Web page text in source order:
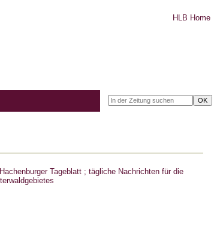
HLB Home
Tageblatt ; tägliche Nachrichten für die